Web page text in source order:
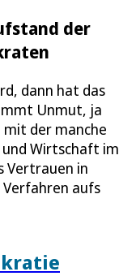
der
dann hat das
Unmut, ja
der manche
Wirtschaft im
Vertrauen in
aufs